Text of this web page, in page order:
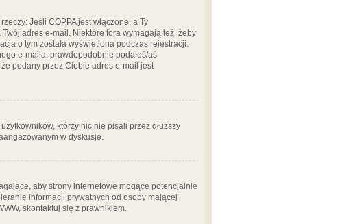
Jeśli COPPA jest włączone, a Ty
adres e-mail. Niektóre fora wymagają też, żeby
o tym została wyświetlona podczas rejestracji.
e-maila, prawdopodobnie podałeś/aś
podany przez Ciebie adres e-mail jest
którzy nic nie pisali przez dłuższy
w dyskusje.
aby strony internetowe mogące potencjalnie
informacji prywatnych od osoby mającej
skontaktuj się z prawnikiem.